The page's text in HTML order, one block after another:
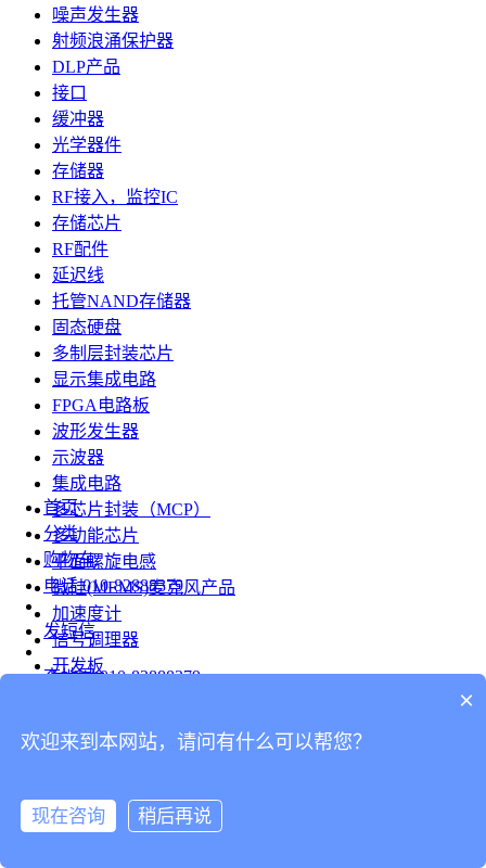
噪声发生器
射频浪涌保护器
DLP产品
接口
缓冲器
光学器件
存储器
RF接入，监控IC
存储芯片
RF配件
延迟线
托管NAND存储器
固态硬盘
多制层封装芯片
显示集成电路
FPGA电路板
波形发生器
示波器
集成电路
多芯片封装（MCP）
多功能芯片
平面螺旋电感
微硅(MEMS)麦克风产品
加速度计
信号调理器
开发板
台式仪表
连接器
首页
分类
购物车
电话 010-82888379
发短信
查地图 010-82888379
分享
×
欢迎来到本网站，请问有什么可以帮您？
现在咨询 稍后再说